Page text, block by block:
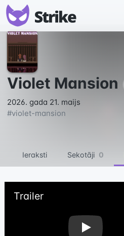
Violet Mansion
2026. gada 21. maijs
#violet-mansion
Ieraksti Sekotāji 0
Trailer
Play